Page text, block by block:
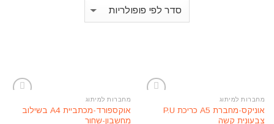
מחברות למיתוג
אוניקס-מחברת A5 כריכת P.U
צבעונית קשה
לרשימת
מחברות למיתוג
אוקספורד-מכתביית A4 בשילוב
מחשבון-שחור